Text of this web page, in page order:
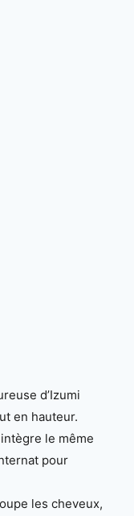
d’Izumi
en hauteur.
le même
pour
les cheveux,